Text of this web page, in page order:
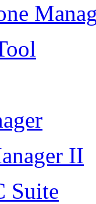
II
Suite